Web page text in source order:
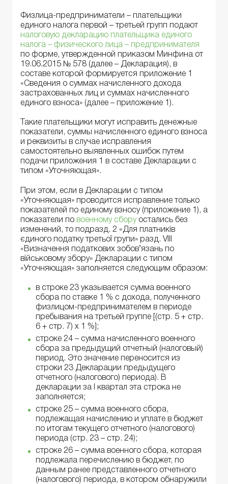
Физлица-предприниматели – плательщики
единого налога первой – третьей групп подают
налоговую декларацию плательщика единого
налога – физического лица – предпринимателя
по форме, утвержденной приказом Минфина от
19.06.2015 № 578 (далее – Декларация), в
составе которой формируется приложение 1
«Сведения о суммах начисленного дохода
застрахованных лиц и суммах начисленного
единого взноса» (далее – приложение 1).
Такие плательщики могут исправить денежные
показатели, суммы начисленного единого взноса
и реквизиты в случае исправления
самостоятельно выявленных ошибок путем
подачи приложения 1 в составе Декларации с
типом «Уточняющая».
При этом, если в Декларации с типом
«Уточняющая» проводится исправление только
показателей по единому взносу (приложение 1), а
показатели по военному сборуостались без
изменений, то подразд. 2 «Для платників
єдиного податку третьої групи» разд. VІІI
«Визначення податкових зобов’язань по
військовому збору» Декларации с типом
«Уточняющая» заполняется следующим образом:
в строке 23 указывается сумма военного
сбора по ставке 1 % с дохода, полученного
физлицом-предпринимателем в периоде
пребывания на третьей группе [(стр. 5 + стр.
6 + стр. 7) х 1 %];
строке 24 – сумма начисленного военного
сбора за предыдущий отчетный (налоговый)
период. Это значение переносится из
строки 23 Декларации предыдущего
отчетного (налогового) периода). В
декларации за I квартал эта строка не
заполняется;
строке 25 – сумма военного сбора,
подлежащая начислению и уплате в бюджет
по итогам текущего отчетного (налогового)
периода (стр. 23 – стр. 24);
строке 26 – сумма военного сбора, которая
подлежала перечислению в бюджет, по
данным ранее представленного отчетного
(налогового) периода, в котором обнаружили